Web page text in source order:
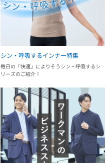
シン・呼吸するインナー特集
毎日の「快適」によりそうシン・呼吸するシ
リーズのご紹介！